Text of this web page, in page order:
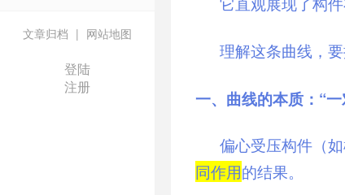
文章归档 | 网站地图
登陆
注册
理解这条曲线，
一、曲线的本质：“
偏心受压构件（
同作用的结果。